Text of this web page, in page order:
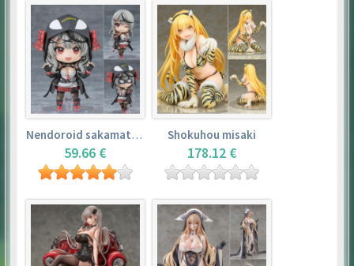
Nendoroid sakamata chloe
59.66 €
Shokuhou misaki
178.12 €